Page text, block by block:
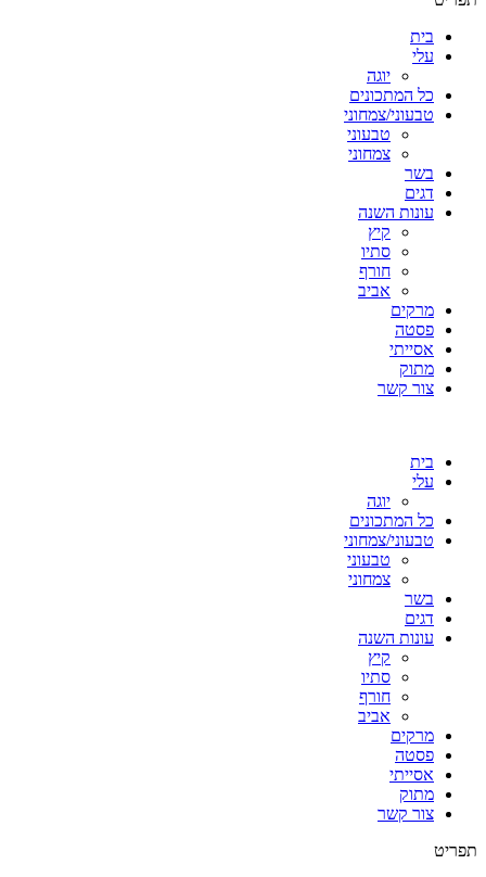
בית
עלי
יוגה
כל המתכונים
טבעוני/צמחוני
טבעוני
צמחוני
בשר
דגים
עונות השנה
קיץ
סתיו
חורף
אביב
מרקים
פסטה
אסייתי
מתוק
צור קשר
בית
עלי
יוגה
כל המתכונים
טבעוני/צמחוני
טבעוני
צמחוני
בשר
דגים
עונות השנה
קיץ
סתיו
חורף
אביב
מרקים
פסטה
אסייתי
מתוק
צור קשר
תפריט